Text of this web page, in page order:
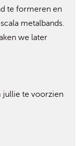
te formeren en
metalbands.
we later
jullie te voorzien